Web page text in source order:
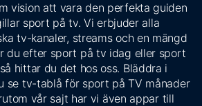
vision att vara den perfekta guiden
sport på tv. Vi erbjuder alla
tv-kanaler, streams och en mängd
du efter sport på tv idag eller sport
hittar du det hos oss. Bläddra i
se tv-tablå för sport på TV månader
vår sajt har vi även appar till